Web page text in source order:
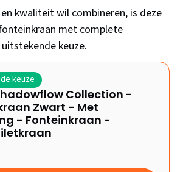
kwaliteit wil combineren, is deze
met complete
keuze.
keuze
Collection -
Zwart - Met
- Fonteinkraan -